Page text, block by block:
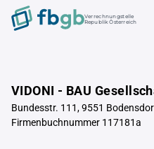
Verrechnungstelle
Republik Österreich
VIDONI - BAU
Bundesstr. 111, 9551
Firmenbuchnummer 117181a